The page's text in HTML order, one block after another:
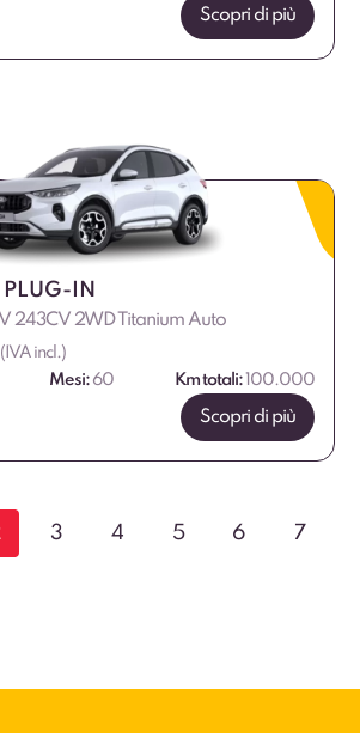
Scopri di più
PLUG-IN
243CV 2WD Titanium Auto
incl.)
Mesi: 60 Km totali: 100.000
Scopri di più
3 4 5 6 7